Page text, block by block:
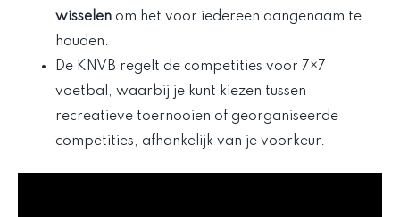
wisselen om het voor iedereen aangenaam te
houden.
De KNVB regelt de competities voor 7×7
voetbal, waarbij je kunt kiezen tussen
recreatieve toernooien of georganiseerde
competities, afhankelijk van je voorkeur.